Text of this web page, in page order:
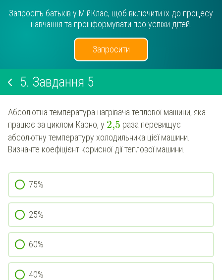
Запросіть батьків у МійКлас, щоб включити їх до процесу
навчання та проінформувати про успіхи дітей.
Запросити
5. Завдання 5
Абсолютна температура нагрівача теплової машини, яка
працює за циклом Карно, у 2,5 раза перевищує
абсолютну температуру холодильника цієї машини.
Визначте коефіцієнт корисної дії теплової машини.
75%
25%
60%
40%